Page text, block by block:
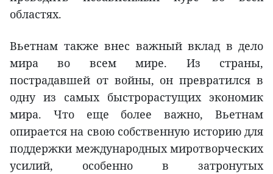
областях.
Вьетнам также внес важный вклад в дело
мира во всем мире. Из страны,
пострадавшей от войны, он превратился в
одну из самых быстрорастущих экономик
мира. Что еще более важно, Вьетнам
опирается на свою собственную историю для
поддержки международных миротворческих
усилий, особенно в затронутых